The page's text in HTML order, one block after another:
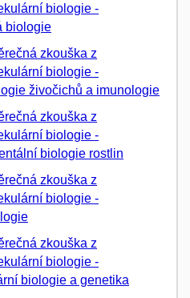
biologie -
biologie
zkouška z
biologie -
živočichů a imunologie
zkouška z
biologie -
biologie rostlin
zkouška z
biologie -
zkouška z
biologie -
biologie a genetika